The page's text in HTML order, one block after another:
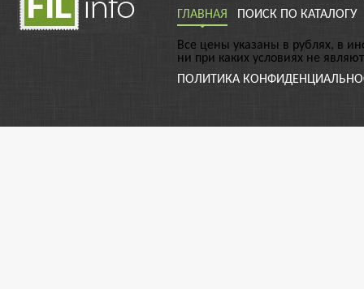
ГЛАВНАЯ ПОИСК ПО КАТАЛОГУ
Все цены указаны в рублях, в
ни при каких условиях не
ПОЛИТИКА